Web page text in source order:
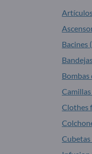
Bacines
Bombas
Clothes